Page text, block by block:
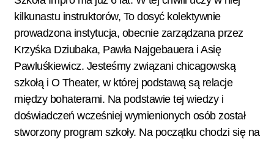
kilkunastu instruktorów, To dosyć kolektywnie
prowadzona instytucja, obecnie zarządzana przez
Krzyśka Dziubaka, Pawła Najgebauera i Asię
Pawluśkiewicz. Jesteśmy związani chicagowską
szkołą i O Theater, w której podstawą są relacje
między bohaterami. Na podstawie tej wiedzy i
doświadczeń wcześniej wymienionych osób został
stworzony program szkoły. Na początku chodzi się na